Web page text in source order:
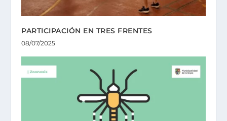
PARTICIPACIÓN EN TRES FRENTES
08/07/2025